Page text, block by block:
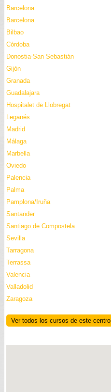
Barcelona
Barcelona
Bilbao
Córdoba
Donostia-San Sebastián
Gijón
Granada
Guadalajara
Hospitalet de Llobregat
Leganés
Madrid
Málaga
Marbella
Oviedo
Palencia
Palma
Pamplona/Iruña
Santander
Santiago de Compostela
Sevilla
Tarragona
Terrassa
Valencia
Valladolid
Zaragoza
Ver todos los cursos de este centro